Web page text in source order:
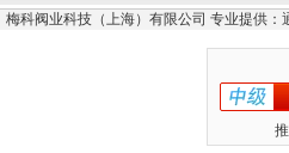
梅科阀业科技（上海）有限公司 专业提供